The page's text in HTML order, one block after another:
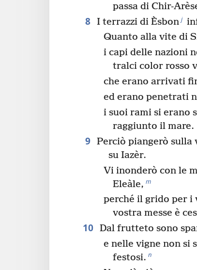
passa di Chir-
8 I terrazzi di Èsbon j
Quanto alla vite di
i capi delle nazioni
tralci color rosso
che erano arrivati
ed erano penetrati
i suoi rami si erano
raggiunto il mare.
9 Perciò piangerò sulla
su Iazèr.
Vi inonderò con le
Eleàle, m
perché il grido per
vostra messe è
10 Dal frutteto sono
e nelle vigne non si
festosi. n